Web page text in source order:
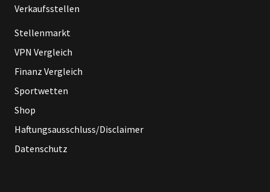
Verkaufsstellen
Stellenmarkt
VPN Vergleich
Finanz Vergleich
Sportwetten
Shop
Haftungsausschluss/Disclaimer
Datenschutz